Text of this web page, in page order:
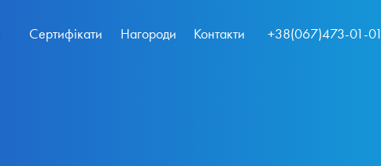
Сертифікати Нагороди +38(067)473-01-01
Контакти